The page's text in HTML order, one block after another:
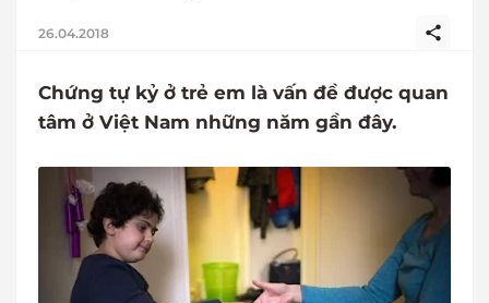
26.04.2018
Chứng tự kỷ ở trẻ em là vấn đề được quan
tâm ở Việt Nam những năm gần đây.